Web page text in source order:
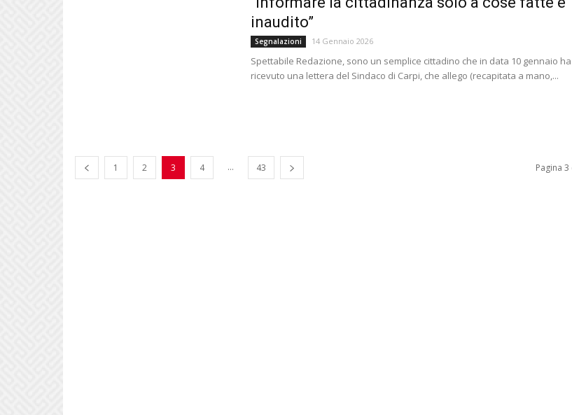
inaudito”
Segnalazioni 14 Gennaio 2026
Spettabile Redazione, sono un semplice cittadino che in data 10 gennaio ha
ricevuto una lettera del Sindaco di Carpi, che allego (recapitata a mano,...
1 2 3 4 ... 43 Pagina 3